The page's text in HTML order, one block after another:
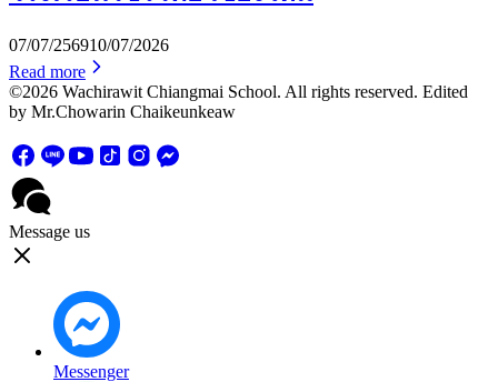
07/07/256910/07/2026
Read more
©2026 Wachirawit Chiangmai School. All rights reserved. Edited
by Mr.Chowarin Chaikeunkeaw
Message us
Messenger